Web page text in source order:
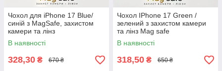
Чохол для iPhone 17 Blue/
синій з MagSafe, захистом
камери та лінз
В наявності
328,30 ₴ 670 ₴
Чохол IPhone 17 Green /
зелений з захистом камери
та лінз Mag safe
В наявності
318,50 ₴ 650 ₴